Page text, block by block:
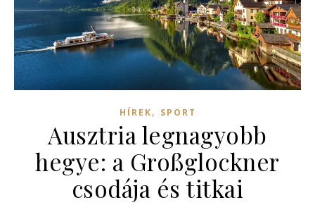
HÍREK, SPORT
Ausztria legnagyobb
hegye: a Großglockner
csodája és titkai